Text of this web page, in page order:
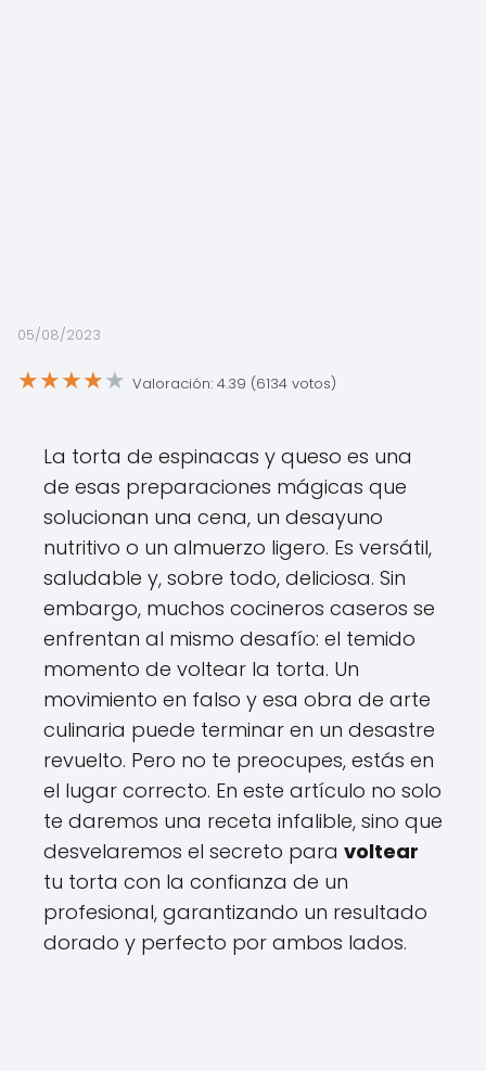
05/08/2023
★★★★★ Valoración: 4.39 (6134 votos)
La torta de espinacas y queso es una
de esas preparaciones mágicas que
solucionan una cena, un desayuno
nutritivo o un almuerzo ligero. Es versátil,
saludable y, sobre todo, deliciosa. Sin
embargo, muchos cocineros caseros se
enfrentan al mismo desafío: el temido
momento de voltear la torta. Un
movimiento en falso y esa obra de arte
culinaria puede terminar en un desastre
revuelto. Pero no te preocupes, estás en
el lugar correcto. En este artículo no solo
te daremos una receta infalible, sino que
desvelaremos el secreto para voltear
tu torta con la confianza de un
profesional, garantizando un resultado
dorado y perfecto por ambos lados.